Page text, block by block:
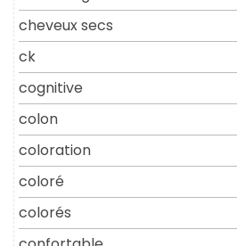
cheveux secs
ck
cognitive
colon
coloration
coloré
colorés